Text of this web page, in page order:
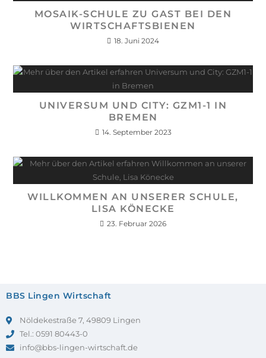
MOSAIK-SCHULE ZU GAST BEI DEN
WIRTSCHAFTSBIENEN
18. Juni 2024
UNIVERSUM UND CITY: GZM1-1 IN
BREMEN
14. September 2023
WILLKOMMEN AN UNSERER SCHULE,
LISA KÖNECKE
23. Februar 2026
BBS Lingen Wirtschaft
Nöldekestraße 7, 49809 Lingen
Tel.: 0591 80443-0
info@bbs-lingen-wirtschaft.de